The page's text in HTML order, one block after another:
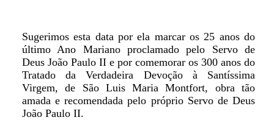
Sugerimos esta data por ela marcar os 25 anos do
último Ano Mariano proclamado pelo Servo de
Deus João Paulo II e por comemorar os 300 anos do
Tratado da Verdadeira Devoção à Santíssima
Virgem, de São Luis Maria Montfort, obra tão
amada e recomendada pelo próprio Servo de Deus
João Paulo II.